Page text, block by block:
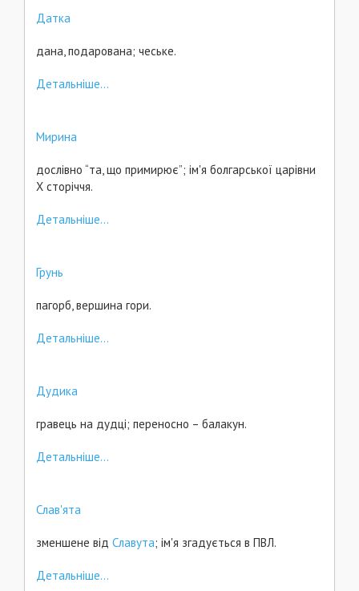
Датка
дана, подарована; чеське.
Детальніше...
Мирина
дослівно “та, що примирює”; ім'я болгарської царівни
Х сторіччя.
Детальніше...
Грунь
пагорб, вершина гори.
Детальніше...
Дудика
гравець на дудці; переносно – балакун.
Детальніше...
Слав'ята
зменшене від Славута; ім'я згадується в ПВЛ.
Детальніше...